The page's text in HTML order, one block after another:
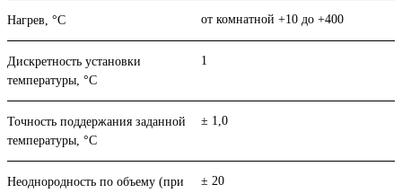
Нагрев, °С от комнатной +10 до +400
Дискретность установки
температуры, °С
1
Точность поддержания заданной
температуры, °С
± 1,0
Неоднородность по объему (при
± 20